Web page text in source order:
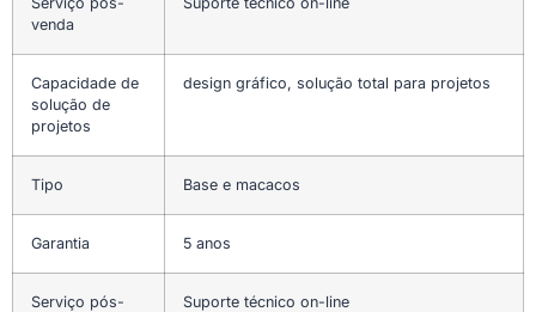
venda
Capacidade de
solução de
projetos
design gráfico, solução total para projetos
Tipo Base e macacos
Garantia 5 anos
Serviço pós-
Suporte técnico on-line